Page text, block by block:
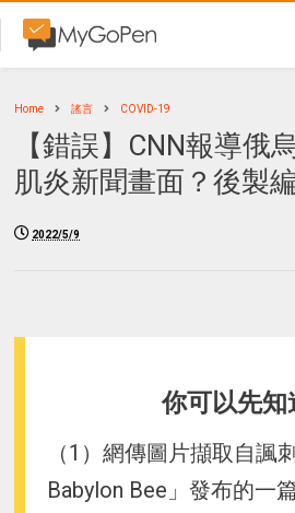
Home 謠言 COVID-19
【錯誤】CNN報導俄
肌炎新聞畫面？後製
2022/5/9
你可以先知
（1）網傳圖片擷取自諷
Babylon Bee」發布的一